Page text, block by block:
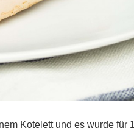
Kotelett und es wurde für